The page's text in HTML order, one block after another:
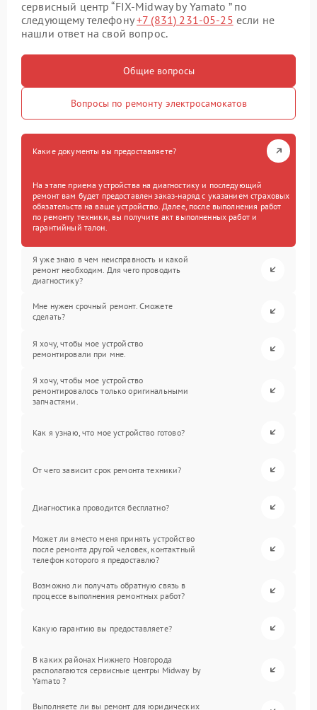
сервисный центр “FIX-Midway by Yamato ” по
следующему телефону+7 (831) 231-05-25 если не
нашли ответ на свой вопрос.
Общие вопросы
Вопросы по ремонту электросамокатов
Какие документы вы предоставляете?
На этапе приема устройства на диагностику и последующий
ремонт вам будет предоставлен заказ-наряд с указанием страховых
обязательств на ваше устройство. Далее, после выполнения работ
по ремонту техники, вы получите акт выполненных работ и
гарантийный талон.
Я уже знаю в чем неисправность и какой
ремонт необходим. Для чего проводить
диагностику?
Мне нужен срочный ремонт. Сможете
сделать?
Я хочу, чтобы мое устройство
ремонтировали при мне.
Я хочу, чтобы мое устройство
ремонтировалось только оригинальными
запчастями.
Как я узнаю, что мое устройство готово?
От чего зависит срок ремонта техники?
Диагностика проводится бесплатно?
Может ли вместо меня принять устройство
после ремонта другой человек, контактный
телефон которого я предоставлю?
Возможно ли получать обратную связь в
процессе выполнения ремонтных работ?
Какую гарантию вы предоставляете?
В каких районах Нижнего Новгорода
располагаются сервисные центры Midway by
Yamato ?
Выполняете ли вы ремонт для юридических